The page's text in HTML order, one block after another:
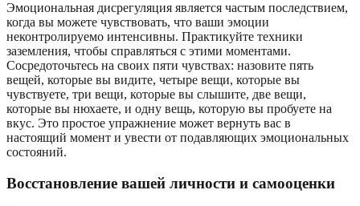
Эмоциональная дисрегуляция является частым последствием,
когда вы можете чувствовать, что ваши эмоции
неконтролируемо интенсивны. Практикуйте техники
заземления, чтобы справляться с этими моментами.
Сосредоточьтесь на своих пяти чувствах: назовите пять
вещей, которые вы видите, четыре вещи, которые вы
чувствуете, три вещи, которые вы слышите, две вещи,
которые вы нюхаете, и одну вещь, которую вы пробуете на
вкус. Это простое упражнение может вернуть вас в
настоящий момент и увести от подавляющих эмоциональных
состояний.
Восстановление вашей личности и самооценки